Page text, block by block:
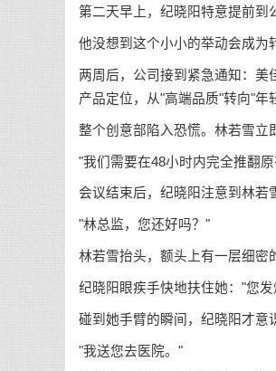
第二天早上，纪晓阳特意提前
他没想到这个小小的举动会成为
两周后，公司接到紧急通知：美
产品定位，从"高端品质"转向"年
整个创意部陷入恐慌。林若雪立
"我们需要在48小时内完全推翻
会议结束后，纪晓阳注意到林若
"林总监，您还好吗？"
林若雪抬头，额头上有一层细密
纪晓阳眼疾手快地扶住她："您
碰到她手臂的瞬间，纪晓阳才意
"我送您去医院。"